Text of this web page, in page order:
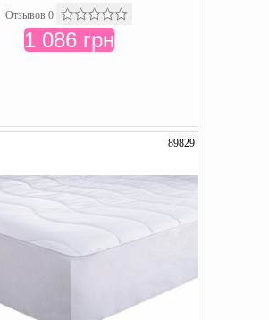
Отзывов 0
1 086 грн
89829